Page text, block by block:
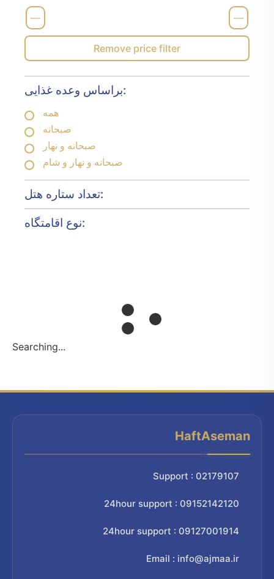
—
—
Remove price filter
براساس وعده غذایی:
همه
صبحانه
صبحانه و نهار
صبحانه و نهار و شام
تعداد ستاره هتل:
نوع اقامتگاه:
Searching...
HaftAseman
Support : 02179107
24hour support : 09152142120
24hour support : 09127001914
Email : info@ajmaa.ir